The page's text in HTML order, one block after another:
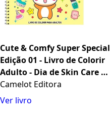
Cute & Comfy Super Special
Edição 01 - Livro de Colorir
Adulto - Dia de Skin Care -
Acompanha 1 Caneta
Camelot Editora
Ver livro